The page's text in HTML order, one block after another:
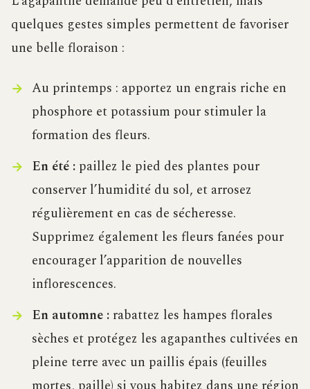
quelques gestes simples permettent de favoriser
une belle floraison :
Au printemps : apportez un engrais riche en
phosphore et potassium pour stimuler la
formation des fleurs.
En été :paillez le pied des plantes pour
conserver l’humidité du sol, et arrosez
régulièrement en cas de sécheresse.
Supprimez également les fleurs fanées pour
encourager l’apparition de nouvelles
inflorescences.
En automne :rabattez les hampes florales
sèches et protégez les agapanthes cultivées en
pleine terre avec un paillis épais (feuilles